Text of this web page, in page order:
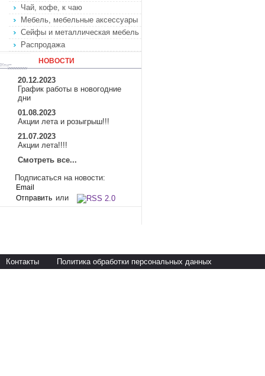
Чай, кофе, к чаю
Мебель, мебельные аксессуары
Сейфы и металлическая мебель
Распродажа
НОВОСТИ
20.12.2023
График работы в новогодние
дни
01.08.2023
Акции лета и розыгрыш!!!
21.07.2023
Акции лета!!!!
Смотреть все...
Подписаться на новости:
или
Контакты Политика обработки персональных данных